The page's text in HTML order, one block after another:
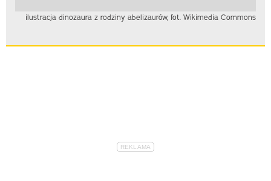
ilustracja dinozaura z rodziny abelizaurów, fot. Wikimedia Commons